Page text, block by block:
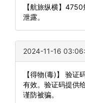
【航旅纵横】
泄露。
2024-11-16
【得物(毒)】 验
有效。验证码提供
谨防被骗。